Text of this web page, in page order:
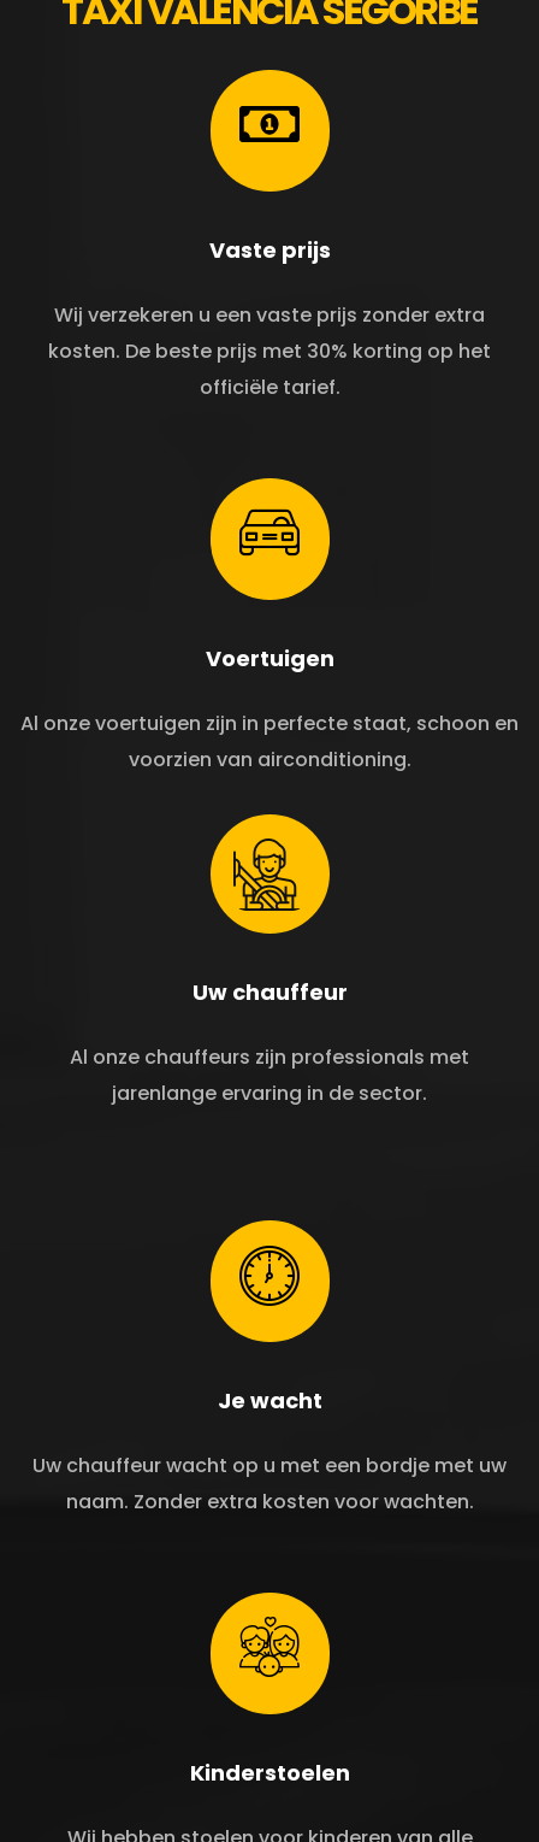
Vaste prijs
Wij verzekeren u een vaste prijs zonder extra
kosten. De beste prijs met 30% korting op het
officiële tarief.
Voertuigen
Al onze voertuigen zijn in perfecte staat, schoon en
voorzien van airconditioning.
Uw chauffeur
Al onze chauffeurs zijn professionals met
jarenlange ervaring in de sector.
Je wacht
Uw chauffeur wacht op u met een bordje met uw
naam. Zonder extra kosten voor wachten.
Kinderstoelen